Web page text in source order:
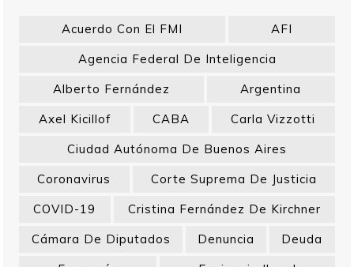
Acuerdo Con El FMI
AFI
Agencia Federal De Inteligencia
Alberto Fernández
Argentina
Axel Kicillof
CABA
Carla Vizzotti
Ciudad Autónoma De Buenos Aires
Coronavirus
Corte Suprema De Justicia
COVID-19
Cristina Fernández De Kirchner
Cámara De Diputados
Denuncia
Deuda